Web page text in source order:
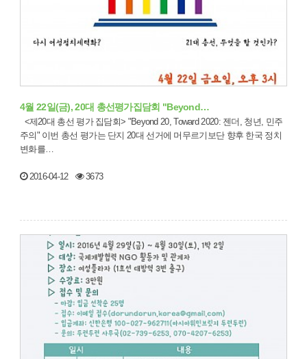
4월 22일(금), 20대 총선평가집담회 "Beyond…
주의" 이번 총선 평가는 단지 20대 선거에 머무르기보단 향후 한국 정치
변화를…
2016-04-12 3673